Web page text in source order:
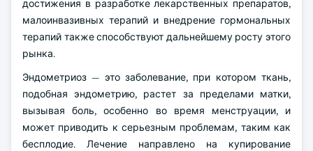
достижения в разработке лекарственных препаратов,
малоинвазивных терапий и внедрение гормональных
терапий также способствуют дальнейшему росту этого
рынка.
Эндометриоз — это заболевание, при котором ткань,
подобная эндометрию, растет за пределами матки,
вызывая боль, особенно во время менструации, и
может приводить к серьезным проблемам, таким как
бесплодие. Лечение направлено на купирование